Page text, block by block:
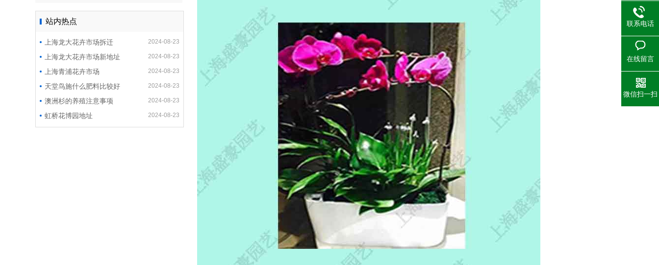
站内热点
2024-08-23
上海龙大花卉市场拆迁
2024-08-23
上海龙大花卉市场新地址
2024-08-23
上海青浦花卉市场
2024-08-23
天堂鸟施什么肥料比较好
2024-08-23
澳洲杉的养殖注意事项
2024-08-23
虹桥花博园地址
联系电话
在线留言
微信扫一扫